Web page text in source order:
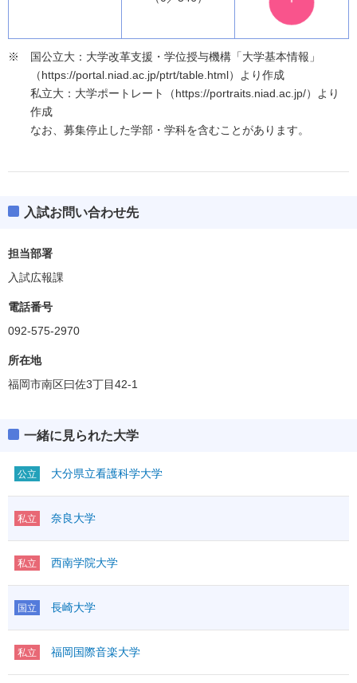
国公立大：大学改革支援・学位授与機構「大学基本情報」
（https://portal.niad.ac.jp/ptrt/table.html）より作成
私立大：大学ポートレート（https://portraits.niad.ac.jp/）より
作成
なお、募集停止した学部・学科を含むことがあります。
入試お問い合わせ先
担当部署
入試広報課
電話番号
092-575-2970
所在地
福岡市南区曰佐3丁目42-1
一緒に見られた大学
公立 大分県立看護科学大学
私立 奈良大学
私立 西南学院大学
国立 長崎大学
私立 福岡国際音楽大学